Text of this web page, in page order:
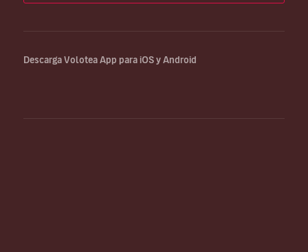
Descarga Volotea App para iOS y Android